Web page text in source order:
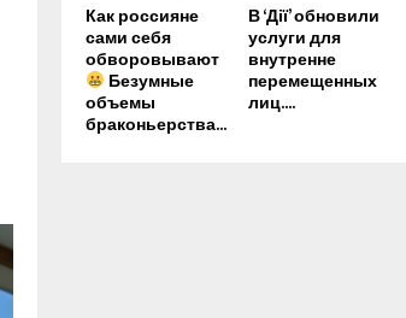
Как россияне
сами себя
обворовывают
Безумные
объемы
браконьерства...
В ‘Дії’ обновили
услуги для
внутренне
перемещенных
лиц....